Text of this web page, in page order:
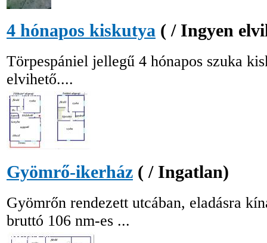
4 hónapos kiskutya ( / Ingyen
Törpespániel jellegű 4 hónapos szuka
elvihető....
Gyömrő-ikerház ( / Ingatlan)
Gyömrőn rendezett utcában, eladásra
bruttó 106 nm-es ...